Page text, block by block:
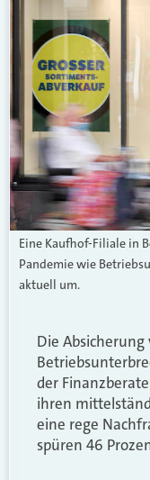
Eine Kaufhof-Filiale in
Pandemie wie
aktuell um.
Die
der
ihren
eine rege
spüren 46